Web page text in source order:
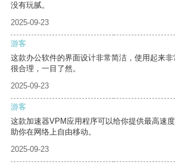
没有玩腻。
2025-09-23
游客
这款办公软件的界面设计非常简洁，使用起来
很合理，一目了然。
2025-09-23
游客
这款加速器VPM应用程序可以给你提供最高速
助你在网络上自由移动。
2025-09-23